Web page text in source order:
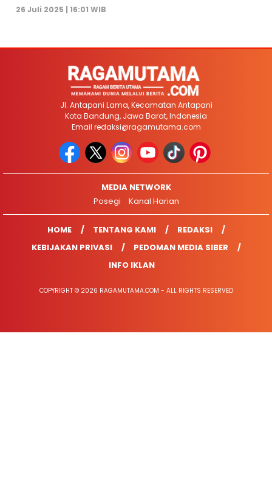
26 Juli 2025 | 16:01 WIB
Jl. Antapani Lama, Kecamatan Antapani
Kota Bandung, Jawa Barat, Indonesia
Email redaksi@ragamutama.com
MEDIA NETWORK
Posegi
Kanal Harian
HOME TENTANG KAMI
REDAKSI
KEBIJAKAN PRIVASI
PEDOMAN MEDIA SIBER
INFO IKLAN
COPYRIGHT © 2026 RAGAMUTAMA.COM - ALL RIGHTS RESERVED